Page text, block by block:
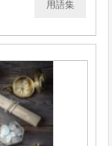
用語集